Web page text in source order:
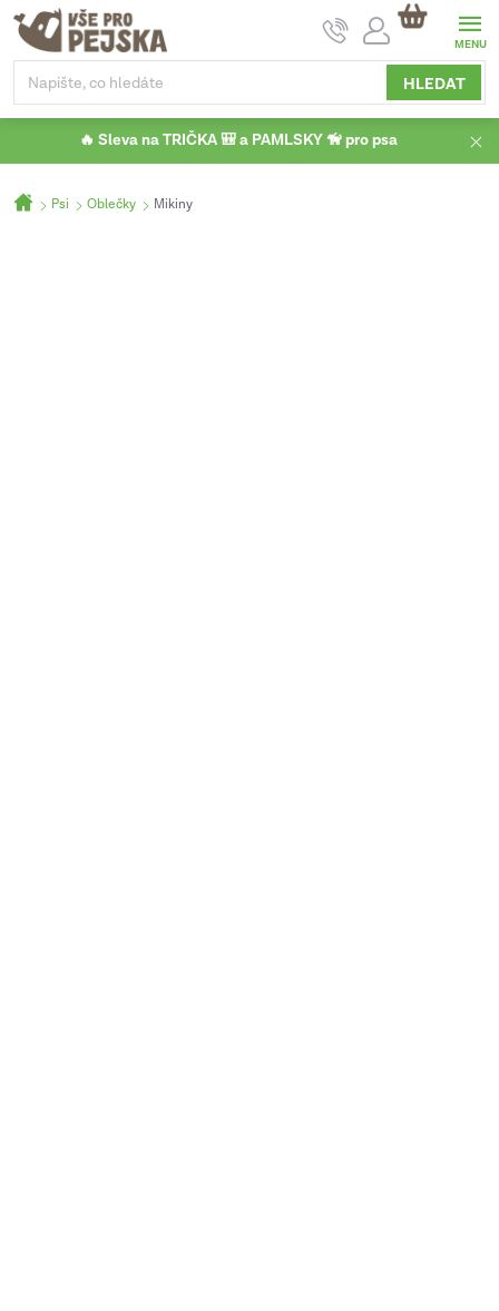
Přejít
obsah
HLEDAT
NÁKUPNÍ
KOŠÍK
🔥 Sleva na TRIČKA 🎒 a PAMLSKY 🦮 pro psa
Domů
Psi Oblečky Mikiny